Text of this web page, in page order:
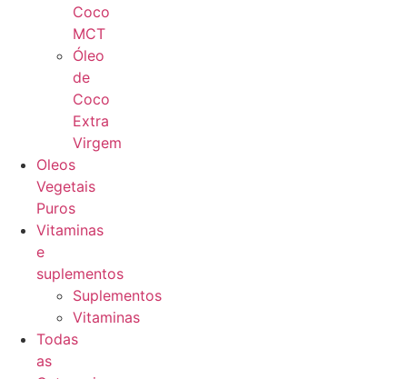
Coco
MCT
Óleo
de
Coco
Extra
Virgem
Oleos
Vegetais
Puros
Vitaminas
e
suplementos
Suplementos
Vitaminas
Todas
as